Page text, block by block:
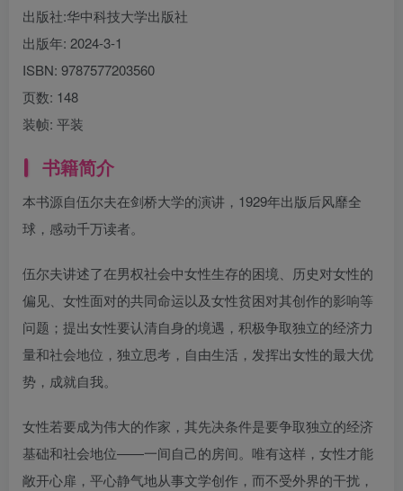
出版社:华中科技大学出版社
出版年: 2024-3-1
ISBN: 9787577203560
页数: 148
装帧: 平装
书籍简介
本书源自伍尔夫在剑桥大学的演讲，1929年出版后风靡全
球，感动千万读者。
伍尔夫讲述了在男权社会中女性生存的困境、历史对女性的
偏见、女性面对的共同命运以及女性贫困对其创作的影响等
问题；提出女性要认清自身的境遇，积极争取独立的经济力
量和社会地位，独立思考，自由生活，发挥出女性的最大优
势，成就自我。
女性若要成为伟大的作家，其先决条件是要争取独立的经济
基础和社会地位——一间自己的房间。唯有这样，女性才能
敞开心扉，平心静气地从事文学创作，而不受外界的干扰，